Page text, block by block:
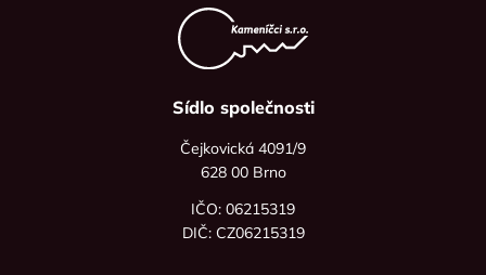
Sídlo společnosti
Čejkovická 4091/9
628 00 Brno
IČO: 06215319
DIČ: CZ06215319